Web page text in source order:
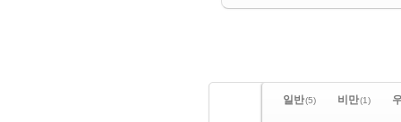
일반(5) 비만(1)